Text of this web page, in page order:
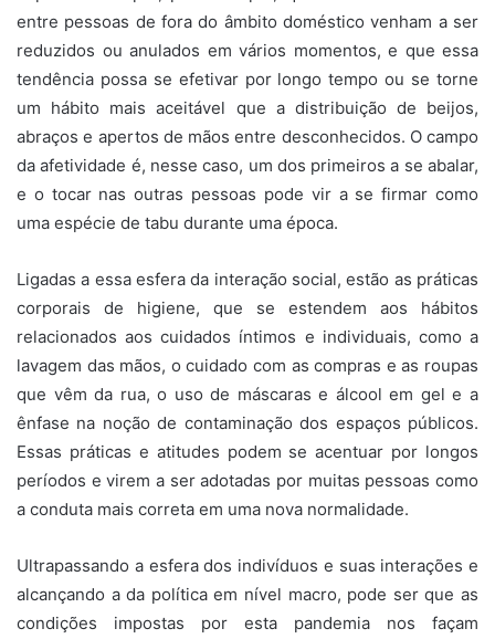
entre pessoas de fora do âmbito doméstico venham a ser
reduzidos ou anulados em vários momentos, e que essa
tendência possa se efetivar por longo tempo ou se torne
um hábito mais aceitável que a distribuição de beijos,
abraços e apertos de mãos entre desconhecidos. O campo
da afetividade é, nesse caso, um dos primeiros a se abalar,
e o tocar nas outras pessoas pode vir a se firmar como
uma espécie de tabu durante uma época.
Ligadas a essa esfera da interação social, estão as práticas
corporais de higiene, que se estendem aos hábitos
relacionados aos cuidados íntimos e individuais, como a
lavagem das mãos, o cuidado com as compras e as roupas
que vêm da rua, o uso de máscaras e álcool em gel e a
ênfase na noção de contaminação dos espaços públicos.
Essas práticas e atitudes podem se acentuar por longos
períodos e virem a ser adotadas por muitas pessoas como
a conduta mais correta em uma nova normalidade.
Ultrapassando a esfera dos indivíduos e suas interações e
alcançando a da política em nível macro, pode ser que as
condições impostas por esta pandemia nos façam